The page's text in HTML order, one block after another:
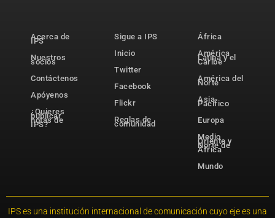
Acerca de
IPS
Nuestros
socios
Contáctenos
Apóyenos
¿Quieres
publicar
notas de
IPS?
Sigue a IPS
Inicio
Twitter
Facebook
Flickr
Reglas de
comunidad
África
América
Latina y el
Caribe
América del
Norte
Asia-
Pacífico
Europa
Medio
Oriente y
Norte de
África
Mundo
IPS es una institución internacional de comunicación cuyo eje es una